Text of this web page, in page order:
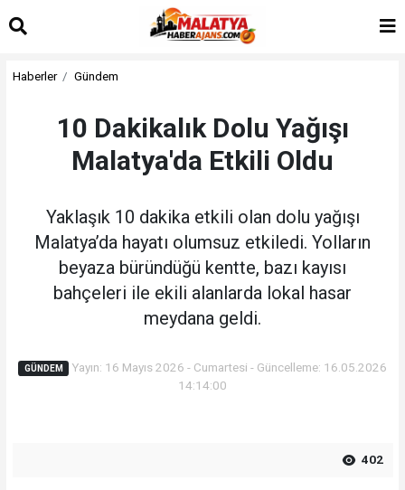
Haberler Gündem
10 Dakikalık Dolu Yağışı
Malatya'da Etkili Oldu
Yaklaşık 10 dakika etkili olan dolu yağışı
Malatya’da hayatı olumsuz etkiledi. Yolların
beyaza büründüğü kentte, bazı kayısı
bahçeleri ile ekili alanlarda lokal hasar
meydana geldi.
GÜNDEM
Yayın: 16 Mayıs 2026 - Cumartesi - Güncelleme: 16.05.2026
14:14:00
402